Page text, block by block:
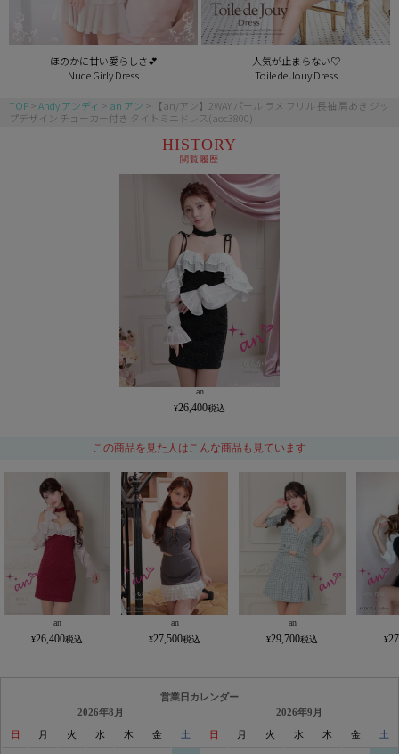
ほのかに甘い愛らしさ💕
Nude Girly Dress
人気が止まらない♡
Toile de Jouy Dress
TOP Andy アンディ an アン
【an/アン】2WAY パール ラメ フリル 長袖 肩あき ジッ
プデザイン チョーカー付き タイトミニドレス(aoc3800)
HISTORY
閲覧履歴
an
26,400
この商品を見た人はこんな商品も見ています
an
26,400
an
27,500
an
29,700
営業日カレンダー
2026年8月
日 月 火 水 木 金 土
2026年9月
日 月 火 水 木 金 土